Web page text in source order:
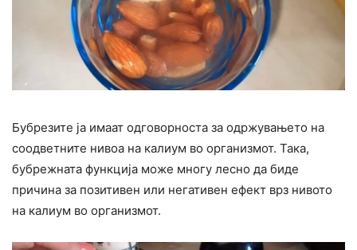
Бубрезите ја имаат одговорноста за одржувањето на
соодветните нивоа на калиум во организмот. Така,
бубрежната функција може многу лесно да биде
причина за позитивен или негативен ефект врз нивото
на калиум во организмот.